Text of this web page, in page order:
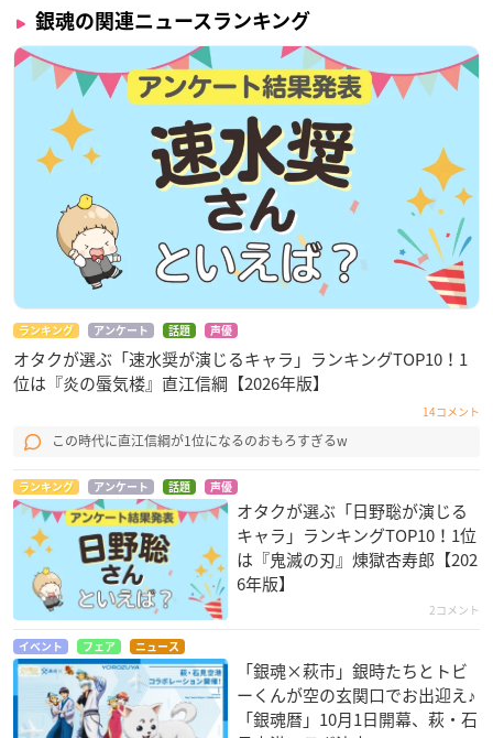
銀魂の関連ニュースランキング
ランキング アンケート 話題 声優
オタクが選ぶ「速水奨が演じるキャラ」ランキングTOP10！1
位は『炎の蜃気楼』直江信綱【2026年版】
14コメント
この時代に直江信綱が1位になるのおもろすぎるw
ランキング アンケート 話題 声優
オタクが選ぶ「日野聡が演じる
キャラ」ランキングTOP10！1位
は『鬼滅の刃』煉󠄁獄杏寿郎【202
6年版】
2コメント
イベント フェア ニュース
「銀魂×萩市」銀時たちとトビ
ーくんが空の玄関口でお出迎え♪
「銀魂暦」10月1日開幕、萩・石